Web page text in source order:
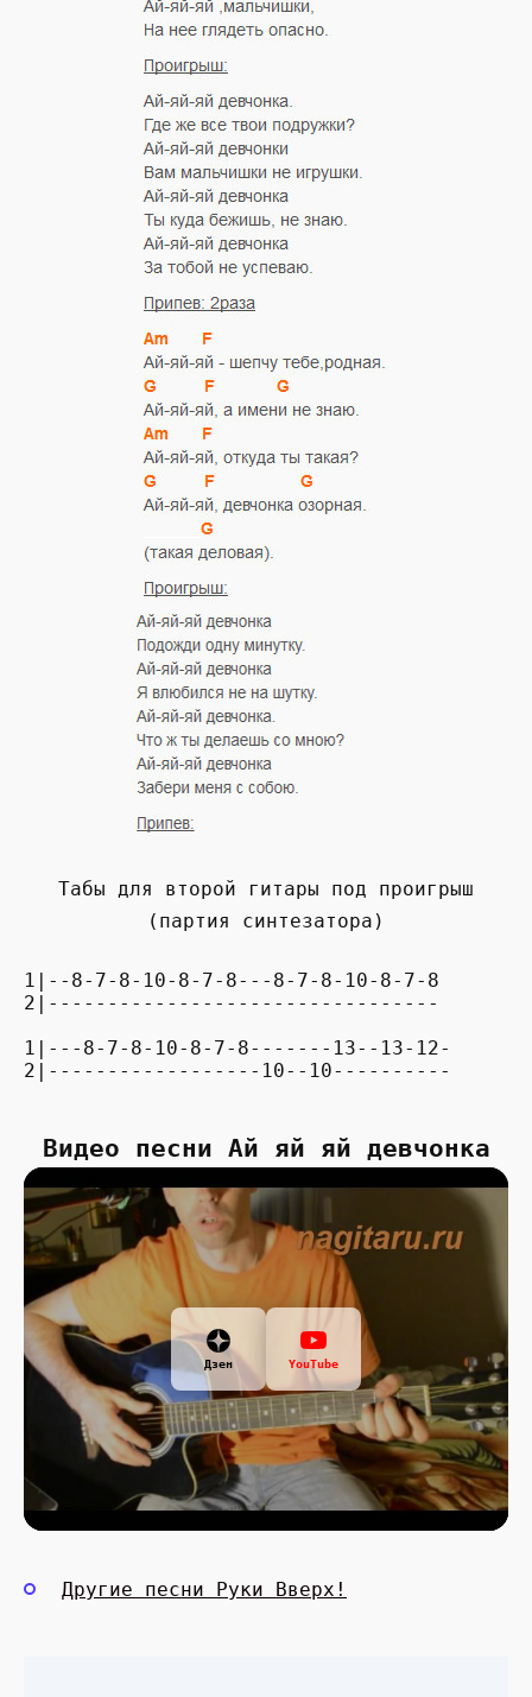
Табы для второй гитары под проигрыш
(партия синтезатора)
1|--8-7-8-10-8-7-8---8-7-8-10-8-7-8
2|---------------------------------
1|---8-7-8-10-8-7-8-------13--13-12-
2|------------------10--10----------
Видео песни Ай яй яй девчонка
Дзен YouTube
Другие песни Руки Вверх!